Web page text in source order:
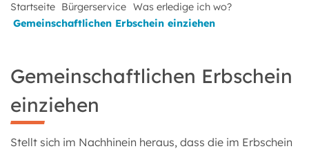
Startseite Bürgerservice Was erledige ich wo?
Gemeinschaftlichen Erbschein einziehen
Gemeinschaftlichen Erbschein
einziehen
Stellt sich im Nachhinein heraus, dass die im Erbschein